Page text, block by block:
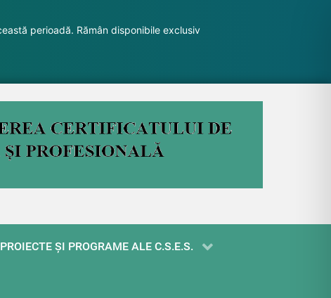
perioadă. Rămân disponibile exclusiv
PROIECTE ŞI PROGRAME ALE C.S.E.S.